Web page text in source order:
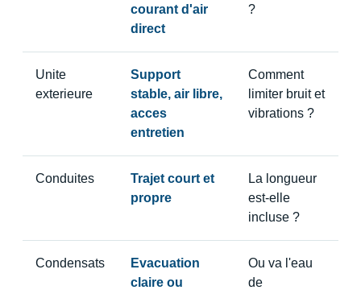
courant d'air
direct
?
Unite
exterieure
Support
stable, air libre,
acces
entretien
Comment
limiter bruit et
vibrations ?
Conduites
Trajet court et
propre
La longueur
est-elle
incluse ?
Condensats
Evacuation
claire ou
Ou va l'eau
de